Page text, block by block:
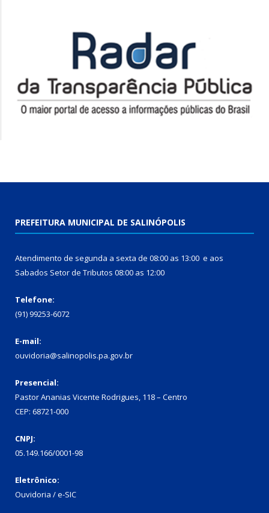
PREFEITURA MUNICIPAL DE SALINÓPOLIS
Atendimento de segunda a sexta de 08:00 as 13:00 e aos
Sabados Setor de Tributos 08:00 as 12:00
Telefone:
(91) 99253-6072
E-mail:
ouvidoria@salinopolis.pa.gov.br
Presencial:
Pastor Ananias Vicente Rodrigues, 118 – Centro
CEP: 68721-000
CNPJ:
05.149.166/0001-98
Eletrônico:
Ouvidoria / e-SIC